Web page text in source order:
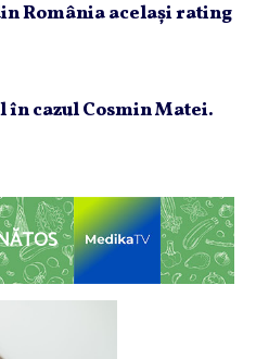
România acelaşi rating
în cazul Cosmin Matei.